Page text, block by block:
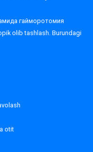
гайморотомия
olib tashlash. Burundagi
otit